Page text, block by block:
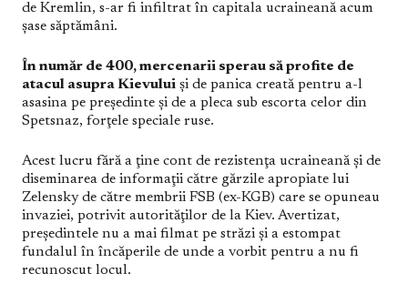
de Kremlin, s-ar fi infiltrat în capitala ucraineană acum
şase săptămâni.
În număr de 400, mercenarii sperau să profite de
atacul asupra Kievului şi de panica creată pentru a-l
asasina pe preşedinte şi de a pleca sub escorta celor din
Spetsnaz, forţele speciale ruse.
Acest lucru fără a ţine cont de rezistenţa ucraineană şi de
diseminarea de informaţii către gărzile apropiate lui
Zelensky de către membrii FSB (ex-KGB) care se opuneau
invaziei, potrivit autorităţilor de la Kiev. Avertizat,
preşedintele nu a mai filmat pe străzi şi a estompat
fundalul în încăperile de unde a vorbit pentru a nu fi
recunoscut locul.